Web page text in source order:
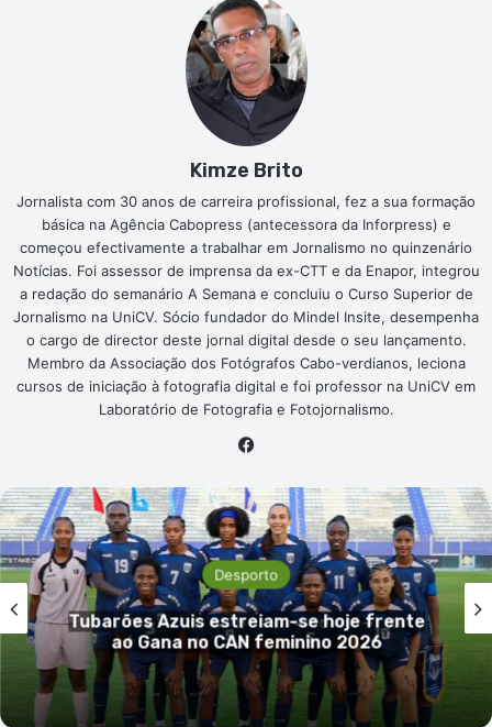
Kimze Brito
Jornalista com 30 anos de carreira profissional, fez a sua formação
básica na Agência Cabopress (antecessora da Inforpress) e
começou efectivamente a trabalhar em Jornalismo no quinzenário
Notícias. Foi assessor de imprensa da ex-CTT e da Enapor, integrou
a redação do semanário A Semana e concluiu o Curso Superior de
Jornalismo na UniCV. Sócio fundador do Mindel Insite, desempenha
o cargo de director deste jornal digital desde o seu lançamento.
Membro da Associação dos Fotógrafos Cabo-verdianos, leciona
cursos de iniciação à fotografia digital e foi professor na UniCV em
Laboratório de Fotografia e Fotojornalismo.
Desporto
Tubarões Azuis estreiam-se hoje frente
ao Gana no CAN feminino 2026